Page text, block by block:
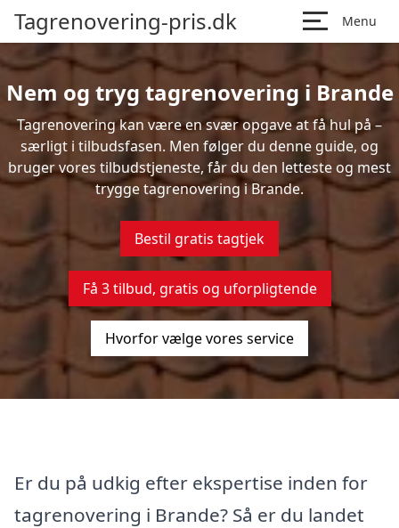
Tagrenovering-pris.dk Menu
Nem og tryg tagrenovering i Brande
Tagrenovering kan være en svær opgave at få hul på –
særligt i tilbudsfasen. Men følger du denne guide, og
bruger vores tilbudstjeneste, får du den letteste og mest
trygge tagrenovering i Brande.
Bestil gratis tagtjek
Få 3 tilbud, gratis og uforpligtende
Hvorfor vælge vores service
Er du på udkig efter ekspertise inden for
tagrenovering i Brande? Så er du landet